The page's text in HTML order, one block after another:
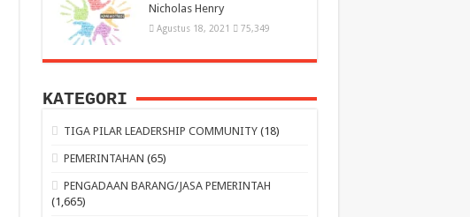
Nicholas Henry
Agustus 18, 2021 75,349
KATEGORI
TIGA PILAR LEADERSHIP COMMUNITY (18)
PEMERINTAHAN (65)
PENGADAAN BARANG/JASA PEMERINTAH
(1,665)